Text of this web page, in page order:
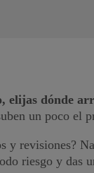
elijas dónde
un poco el
revisiones?
riesgo y